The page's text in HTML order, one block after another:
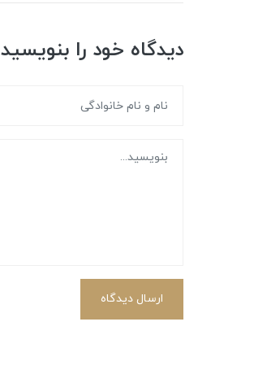
دیدگاه خود را بنویسید
ارسال دیدگاه